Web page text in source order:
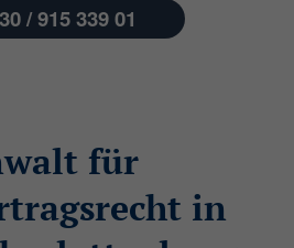
/ 915 339 01
für
in